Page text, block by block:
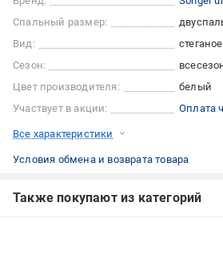
Спальный размер:
Вид:
стеганое
Сезон:
Цвет производителя:
белый
Участвует в акции:
Оплата
Все характеристики
Условия обмена и возврата товара
Также покупают из категорий